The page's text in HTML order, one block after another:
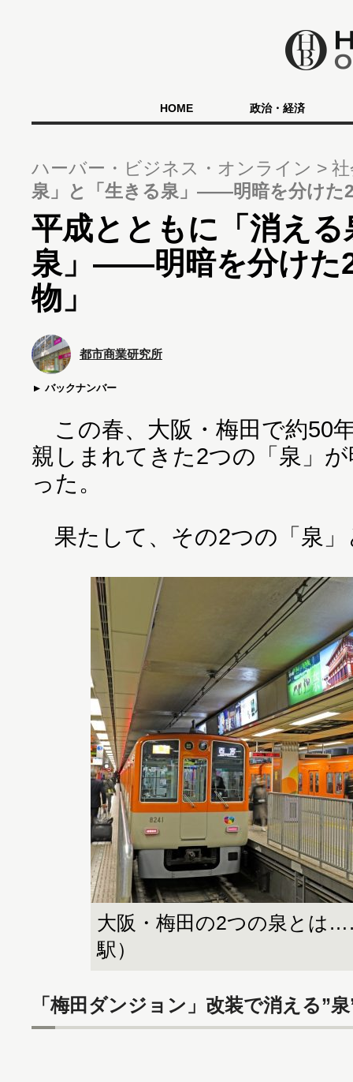
HOME 政治・経済
ハーバー・ビジネス・オンライン
泉」と「生きる泉」――明暗を分けた
平成とともに「消え
泉」――明暗を分けた
物」
都市商業研究所
バックナンバー
この春、大阪・梅田で約50
親しまれてきた2つの「泉」
った。
果たして、その2つの「泉
大阪・梅田の2つの泉とは
駅）
「梅田ダンジョン」改装で消える”泉